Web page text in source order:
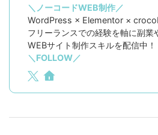
＼ノーコードWEB制作／
WordPress × Elementor ×
フリーランスでの経験を軸に副業
WEBサイト制作スキルを配信中！
＼FOLLOW／